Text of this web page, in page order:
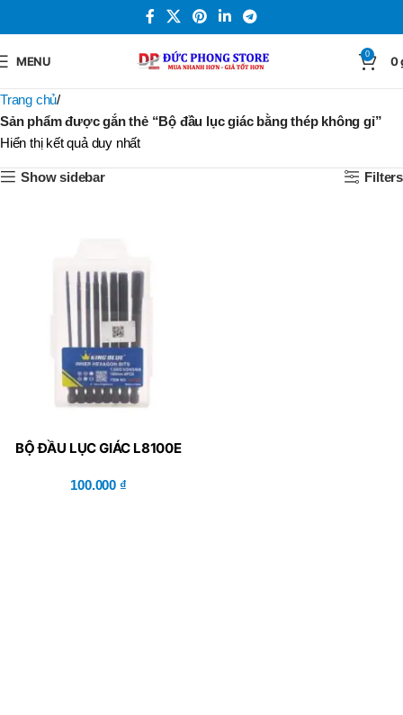
MENU 0 0
Trang chủ
Sản phẩm được gắn thẻ “Bộ đầu lục giác bằng thép không gỉ”
Hiển thị kết quả duy nhất
Show sidebar Filters
BỘ ĐẦU LỤC GIÁC L8100E
100.000 ₫